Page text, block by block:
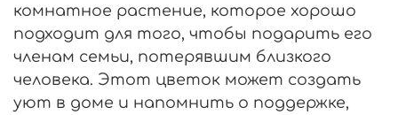
комнатное растение, которое хорошо
подходит для того, чтобы подарить его
членам семьи, потерявшим близкого
человека. Этот цветок может создать
уют в доме и напомнить о поддержке,